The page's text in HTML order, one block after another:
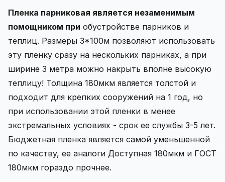
Пленка парниковая является незаменимым
помощником при обустройстве парников и
теплиц. Размеры 3*100м позволяют использовать
эту пленку сразу на нескольких парниках, а при
ширине 3 метра можно накрыть вполне высокую
теплицу! Толщина 180мкм является толстой и
подходит для крепких сооружений на 1 год, но
при использовании этой пленки в менее
экстремальных условиях - срок ее службы 3-5 лет.
Бюджетная пленка является самой уменьшенной
по качеству, ее аналоги Доступная 180мкм и ГОСТ
180мкм гораздо прочнее.